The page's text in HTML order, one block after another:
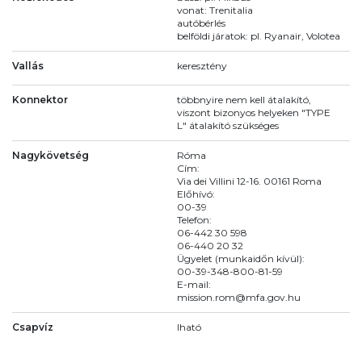
vonat: Trenitalia
autóbérlés
belföldi járatok: pl. Ryanair, Volotea
Vallás keresztény
Konnektor
többnyire nem kell átalakító,
viszont bizonyos helyeken "TYPE
L" átalakító szükséges
Nagykövetség
Róma
Cím:
Via dei Villini 12-16. 00161 Roma
Előhívó:
00-39
Telefon:
06-442 30 598
06-440 20 32
Ügyelet (munkaidőn kívül):
00-39-348-800-81-59
E-mail:
mission.rom@mfa.gov.hu
Csapvíz Iható